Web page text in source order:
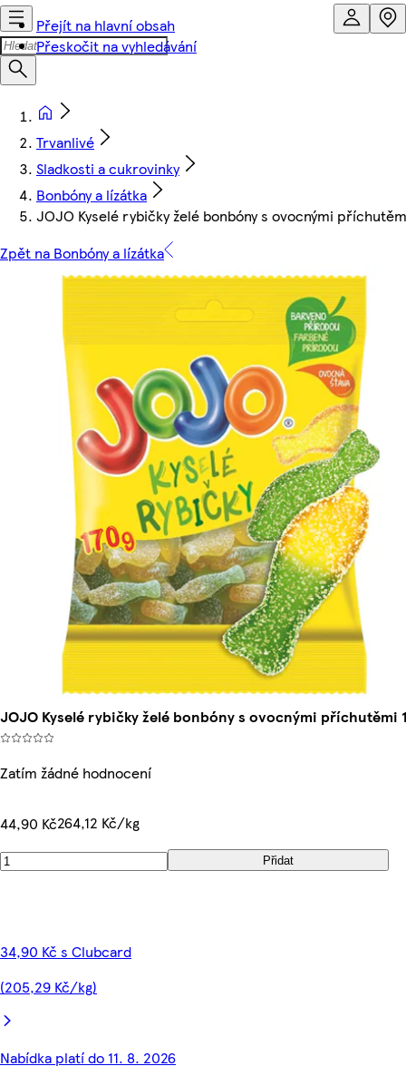
Přejít na hlavní obsah
Přeskočit na vyhledávání
Trvanlivé
Sladkosti a cukrovinky
Bonbóny a lízátka
JOJO Kyselé rybičky želé bonbóny s ovocnými
Zpět na Bonbóny a lízátka
JOJO Kyselé rybičky želé bonbóny s ovocnými příchutěmi
Zatím žádné hodnocení
44,90 Kč264,12 Kč/kg
Přidat
34,90 Kč s Clubcard
(205,29 Kč/kg)
Nabídka platí do 11. 8. 2026